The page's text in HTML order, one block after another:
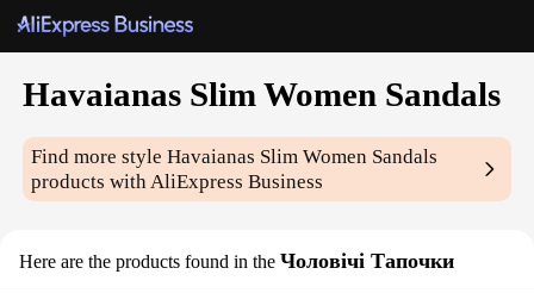
Havaianas Slim Women Sandals
Find more styleHavaianas Slim Women Sandals
products with AliExpress Business
Here are the products found in the Чоловічі Тапочки